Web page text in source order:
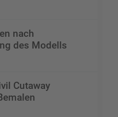
nach
des Modells
Cutaway